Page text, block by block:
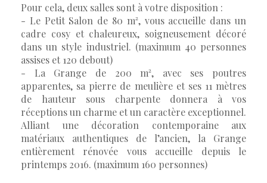
Pour cela, deux salles sont à votre disposition :
- Le Petit Salon de 80 m², vous accueille dans un
cadre cosy et chaleureux, soigneusement décoré
dans un style industriel. (maximum 40 personnes
assises et 120 debout)
- La Grange de 200 m², avec ses poutres
apparentes, sa pierre de meulière et ses 11 mètres
de hauteur sous charpente donnera à vos
réceptions un charme et un caractère exceptionnel.
Alliant une décoration contemporaine aux
matériaux authentiques de l’ancien, la Grange
entièrement rénovée vous accueille depuis le
printemps 2016. (maximum 160 personnes)